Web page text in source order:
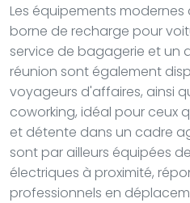
Les équipements
borne de recharge pour
service de bagagerie et un
réunion sont également
voyageurs d'affaires, ainsi
coworking, idéal pour ceux
et détente dans un cadre
sont par ailleurs équipées
électriques à proximité,
professionnels en